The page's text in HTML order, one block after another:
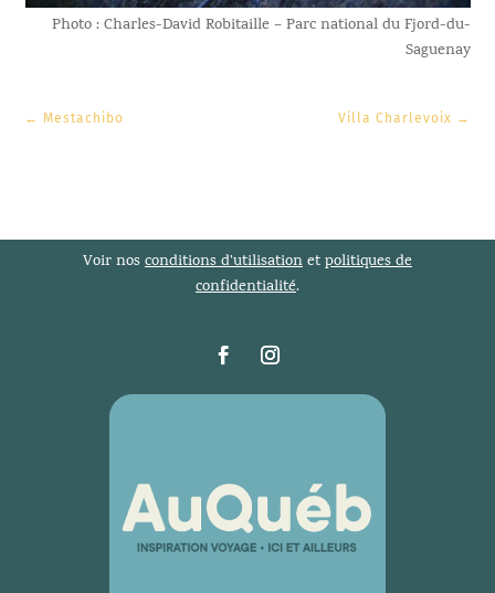
Photo : Charles-David Robitaille – Parc national du Fjord-du-
Saguenay​
←Mestachibo Villa Charlevoix →
Voir nosconditions d’utilisationetpolitiques de
confidentialité.